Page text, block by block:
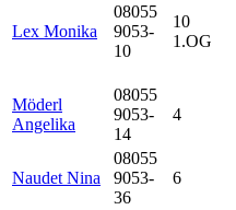
Lex Monika
08055
9053-
10
10
1.OG
Möderl
Angelika
08055
9053-
14
4
Naudet Nina
08055
9053-
36
6